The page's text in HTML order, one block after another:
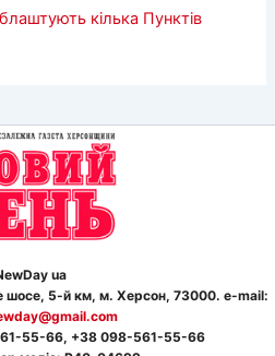
кілька Пунктів
ua
шосе, 5-й км, м. Херсон, 73000. e-mail:
55-66, +38 098-561-55-66